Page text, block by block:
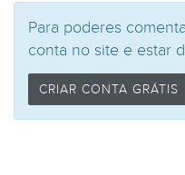
Para poderes
conta no site e estar
CRIAR CONTA GRÁTIS